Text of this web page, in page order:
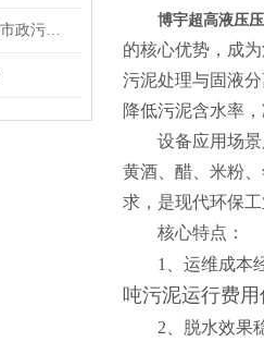
超高压叠层污泥脱水机，推动市政污泥无害化资源化进程
博宇超高液压
的核心优势，成
污泥处理与固液
降低污泥含水率
设备应用场
黄酒、醋、米粉
求，是现代环保
核心特点：
1、运维成本
吨污泥运行费用
2、脱水效果